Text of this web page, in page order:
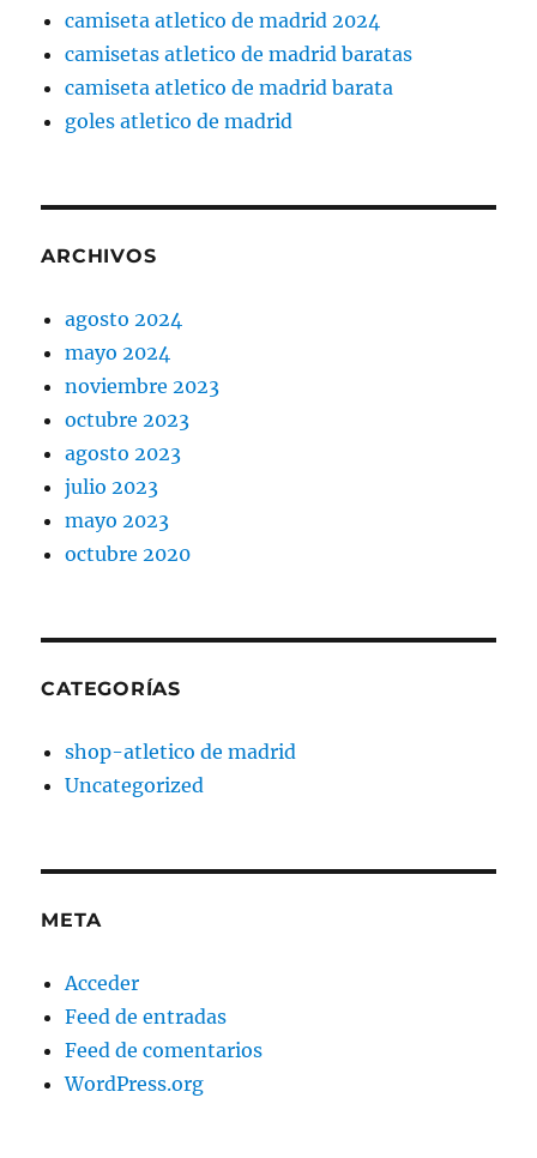
camiseta atletico de madrid 2024
camisetas atletico de madrid baratas
camiseta atletico de madrid barata
goles atletico de madrid
ARCHIVOS
agosto 2024
mayo 2024
noviembre 2023
octubre 2023
agosto 2023
julio 2023
mayo 2023
octubre 2020
CATEGORÍAS
shop-atletico de madrid
Uncategorized
META
Acceder
Feed de entradas
Feed de comentarios
WordPress.org